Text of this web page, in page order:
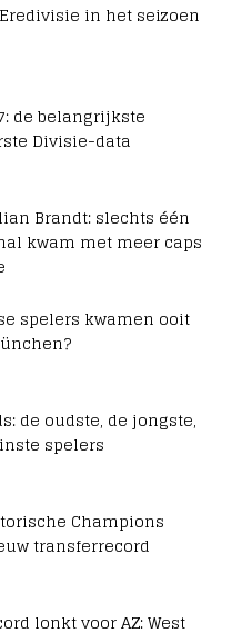
in het seizoen
de belangrijkste
Divisie-data
Brandt: slechts één
kwam met meer caps
spelers kwamen ooit
de oudste, de jongste,
spelers
Champions
transferrecord
lonkt voor AZ: West